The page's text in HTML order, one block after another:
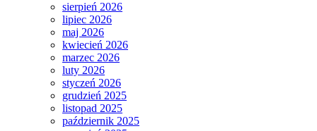
sierpień 2026
lipiec 2026
maj 2026
kwiecień 2026
marzec 2026
luty 2026
styczeń 2026
grudzień 2025
listopad 2025
październik 2025